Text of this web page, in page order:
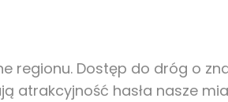
regionu. Dostęp do dróg o
atrakcyjność hasła nasze